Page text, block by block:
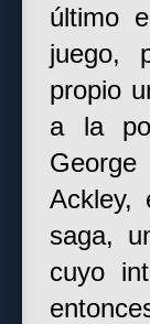
último
juego,
propio
a la
Ackley,
saga,
cuyo